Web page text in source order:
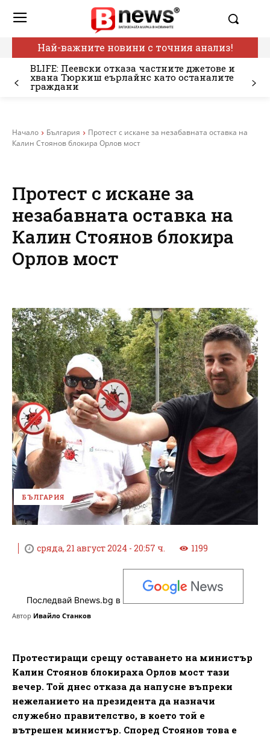
Най-важните новини с точния анализ!
BLIFE: Пеевски отказа частните джетове и
хвана Тюркиш еърлайнс като останалите
граждани
Начало България
Протест с искане за незабавната оставка на
Калин Стоянов блокира Орлов мост
Протест с искане за
незабавната оставка на
Калин Стоянов блокира
Орлов мост
БЪЛГАРИЯ
сряда, 21 август 2024 - 20:57 ч. 1199
Последвай Bnews.bg в
Автор Ивайло Станков
Протестиращи срещу оставането на министър
Калин Стоянов блокираха Орлов мост тази
вечер. Той днес отказа да напусне въпреки
нежеланието на президента да назначи
служебно правителство, в което той е
вътрешен министър. Според Стоянов това е